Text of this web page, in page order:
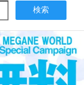
検索